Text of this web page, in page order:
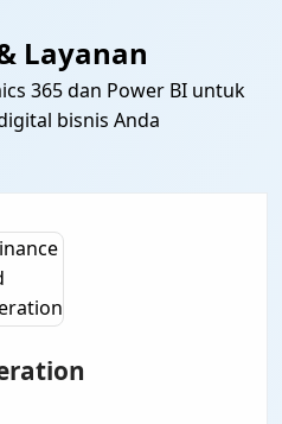
Layanan
365 dan Power BI untuk
bisnis Anda